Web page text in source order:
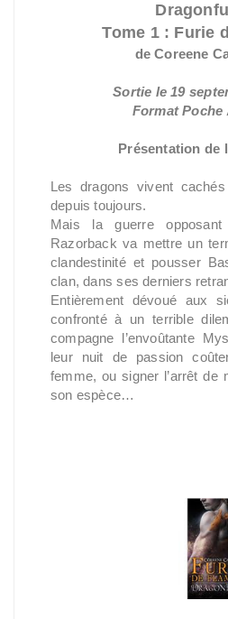
Tome 1 : Furie
de Coreene
Sortie le 19
Format Poche
Présentation de
Les dragons vivent
depuis toujours.
Mais la guerre
Razorback va mettre un
clandestinité et pousser
clan, dans ses derniers
Entièrement dévoué aux
confronté à un terrible
compagne l’envoûtante
leur nuit de passion
femme, ou signer l’arrêt de
son espèce…